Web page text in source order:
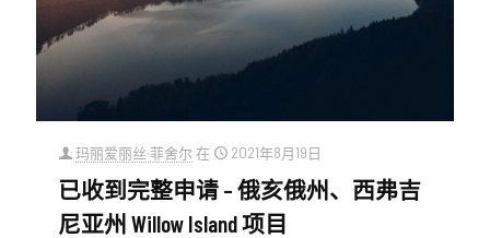
玛丽爱丽丝·菲舍尔 在 2021年8月19日
已收到完整申请 – 俄亥俄州、西弗吉
尼亚州 Willow Island 项目